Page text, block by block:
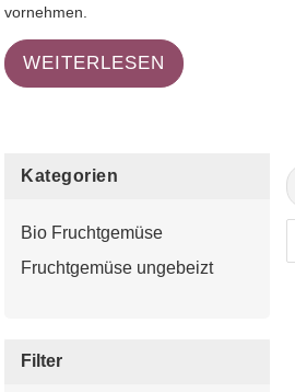
vornehmen.
WEITERLESEN
Kategorien
Bio Fruchtgemüse
Fruchtgemüse ungebeizt
Filter